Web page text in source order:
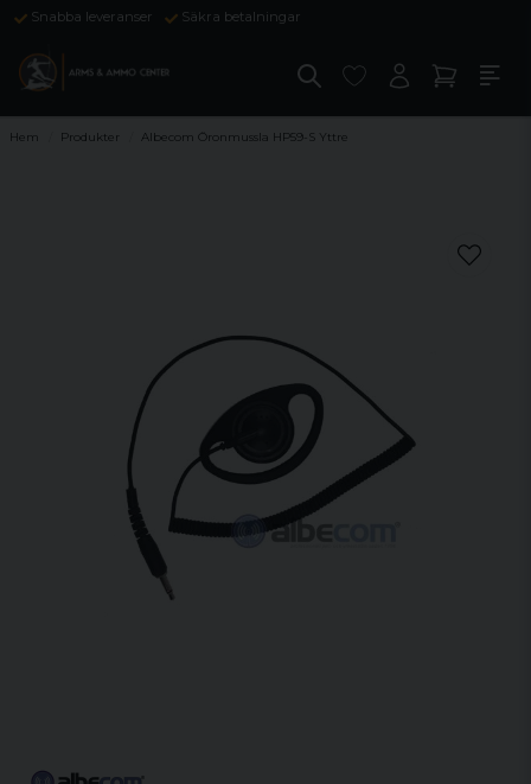
Snabba leveranser Säkra betalningar
Hem Produkter Albecom Öronmussla HP59-S Yttre